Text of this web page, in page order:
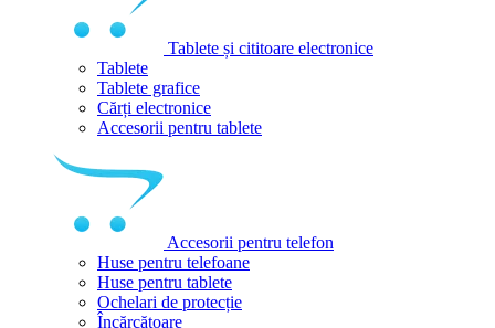
Tablete și cititoare electronice
Tablete
Tablete grafice
Cărți electronice
Accesorii pentru tablete
Accesorii pentru telefon
Huse pentru telefoane
Huse pentru tablete
Ochelari de protecție
Încărcătoare